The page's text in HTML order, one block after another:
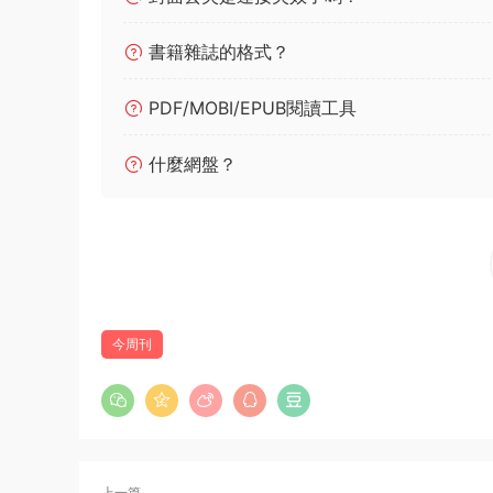
書籍雜誌的格式？
PDF/MOBI/EPUB閱讀工具
什麼網盤？
今周刊